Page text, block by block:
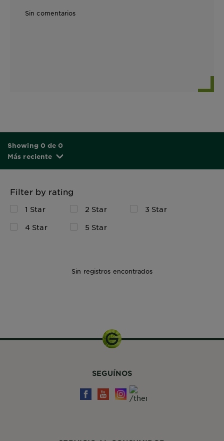
Sin comentarios
Showing 0 de 0
Más reciente
Filter by rating
1 Star 2 Star
3 Star
4 Star
5 Star
Sin registros encontrados
SEGUÍNOS